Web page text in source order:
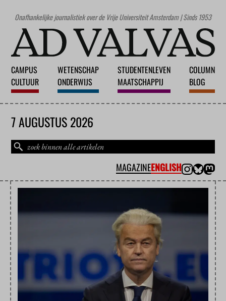
Onafhankelijke journalistiek over de Vrije Universiteit Amsterdam | Sinds 1953
CAMPUS
CULTUUR
WETENSCHAP
ONDERWIJS
STUDENTENLEVEN
MAATSCHAPPIJ
COLUMN
BLOG
7 AUGUSTUS 2026
MAGAZINEENGLISH